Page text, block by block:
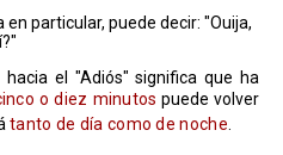
particular, puede decir: "Ouija,
el "Adiós" significa que ha
o diez minutos puede volver
tanto de día como de noche